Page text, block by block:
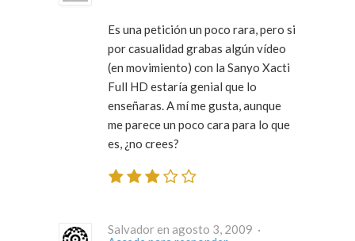
Es una petición un poco rara, pero si
por casualidad grabas algún vídeo
(en movimiento) con la Sanyo Xacti
Full HD estaría genial que lo
enseñaras. A mí me gusta, aunque
me parece un poco cara para lo que
es, ¿no crees?
Salvador en agosto 3, 2009 ·